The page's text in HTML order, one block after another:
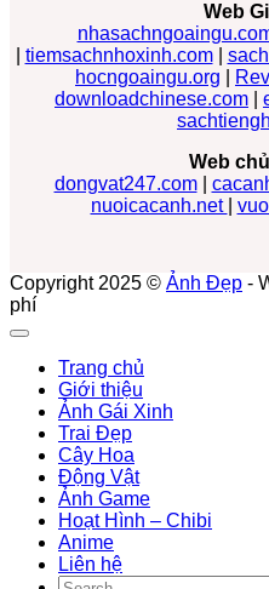
Web
tiemsachnhoxinh.com|
hocngoaingu.org
downloadchinese.com
Web
dongvat247.com|
nuoicacanh.net
Copyright 2025 © Ảnh Đẹp -
phí
Trang chủ
Giới thiệu
Ảnh Gái Xinh
Trai Đẹp
Cây Hoa
Động Vật
Ảnh Game
Hoạt Hình – Chibi
Anime
Liên hệ